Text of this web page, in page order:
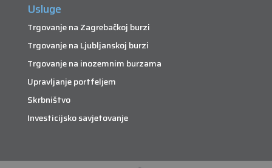
Usluge
Trgovanje na Zagrebačkoj burzi
Trgovanje na Ljubljanskoj burzi
Trgovanje na inozemnim burzama
Upravljanje portfeljem
Skrbništvo
Investicijsko savjetovanje